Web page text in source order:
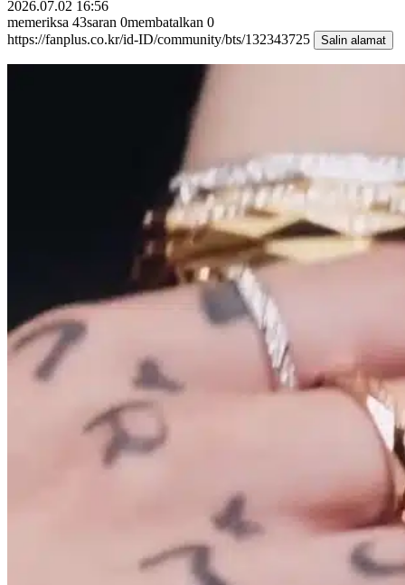
2026.07.02 16:56
memeriksa 43saran 0membatalkan 0
https://fanplus.co.kr/id-ID/community/bts/132343725
Salin alamat